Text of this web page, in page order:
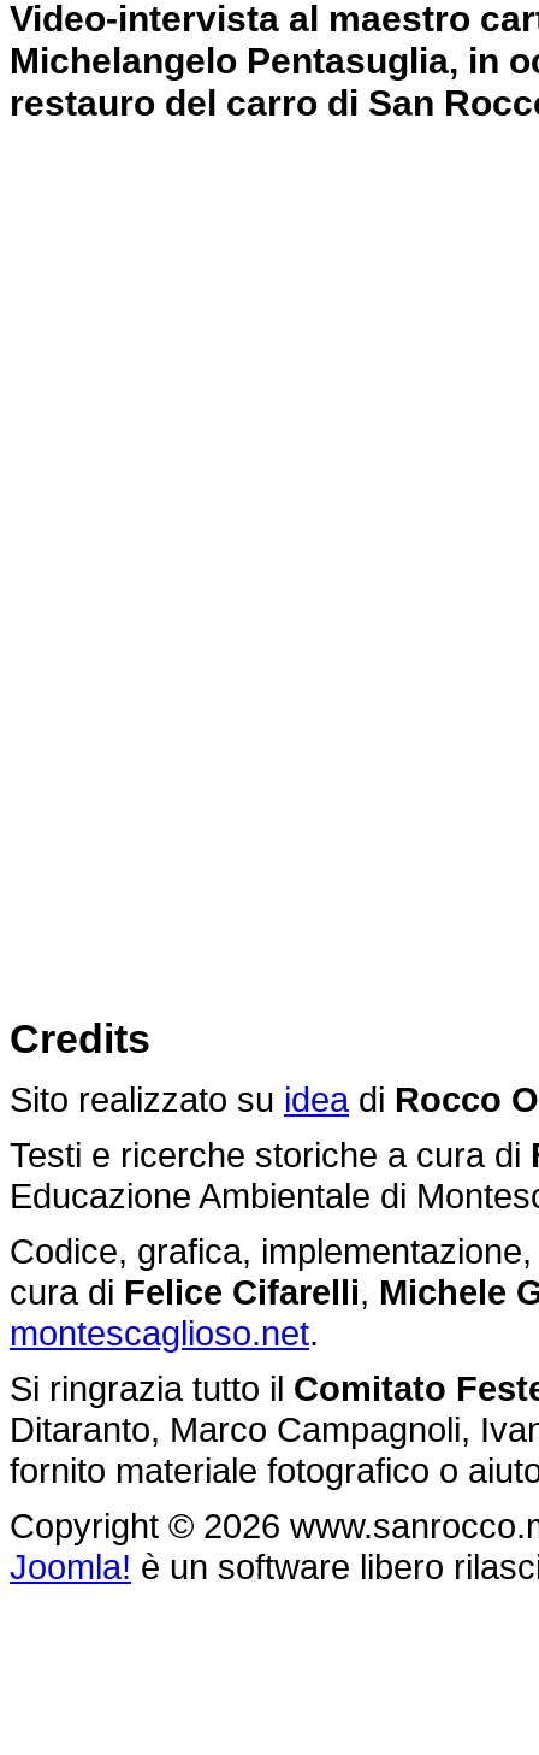
Video-intervista al maestro
Michelangelo Pentasuglia, in
restauro del carro di San
Credits
Sito realizzato su ideadi Rocco
Testi e ricerche storiche a cura di
Educazione Ambientale di
Codice, grafica,
cura di Felice Cifarelli, Michele
montescaglioso.net.
Si ringrazia tutto il Comitato
Ditaranto, Marco Campagnoli,
fornito materiale fotografico o
Copyright © 2026
Joomla! è un software libero